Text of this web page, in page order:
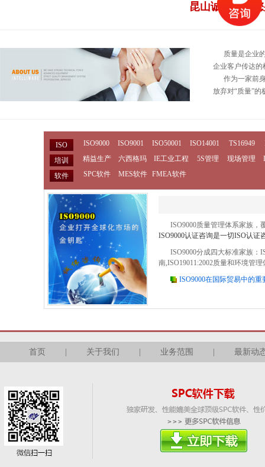
昆山诚伟——您
质量是企业
企业客户传达的
作为一家前身
放弃对“质量”
ISO ISO9000 ISO9001 ISO50001 ISO14001 TS16949
培训 精益生产 六西格玛 IE工业工程 5S管理 现场管理
软件 SPC软件 MES软件 FMEA软件
ISO9000质量管理体系家族，
ISO9000认证咨询是一切ISO认证
ISO9000分成四大标准家族：
南,ISO19011:2002质量和环境管
ISO9000在国际贸易中的重
首页 关于我们 业务范围 最新动